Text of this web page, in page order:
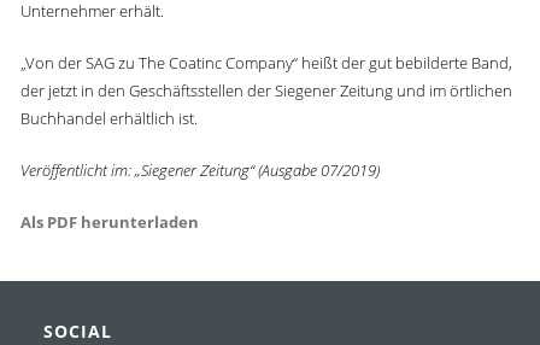
Unternehmer erhält.
„Von der SAG zu The Coatinc Company“ heißt der gut bebilderte Band,
der jetzt in den Geschäftsstellen der Siegener Zeitung und im örtlichen
Buchhandel erhältlich ist.
Veröffentlicht im: „Siegener Zeitung“ (Ausgabe 07/2019)
Als PDF herunterladen
SOCIAL